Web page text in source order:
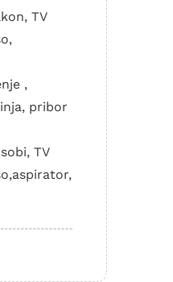
TV
,
pribor
TV